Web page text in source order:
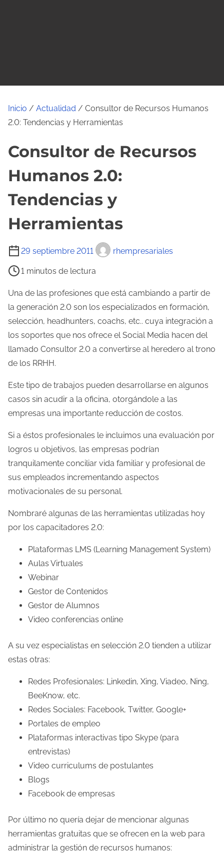
Inicio / Actualidad / Consultor de Recursos Humanos
2.0: Tendencias y Herramientas
Consultor de Recursos
Humanos 2.0:
Tendencias y
Herramientas
29 septiembre 2011 rhempresariales
T
e
m
p
o
d
e
l
c
t
u
r
a
d
e
n
1 minutos de lectura
Una de las profesiones que está cambiando a partir de
la generación 2.0 son los especializados en formación,
selección, headhunters, coachs, etc.. cuya integración a
los soportes que nos ofrece el Social Media hacen del
llamado Consultor 2.0 a convertirse al heredero al trono
de los RRHH.
Este tipo de trabajos pueden desarrollarse en algunos
casos sin acudir a la oficina, otorgándole a las
empresas una importante reducción de costos.
Si a éstos profesionales le incluimos una evaluación por
logros u objetivos, las empresas podrían
tranquilamente conciliar vida familiar y profesional de
sus empleados incrementando aspectos
motivacionales de su personal.
Nombraré algunas de las herramientas utilizadas hoy
por los capacitadores 2.0:
Plataformas LMS (Learning Management System)
Aulas Virtuales
Webinar
Gestor de Contenidos
Gestor de Alumnos
Video conferencias online
A su vez especialistas en selección 2.0 tienden a utilizar
estas otras:
Redes Profesionales: Linkedin, Xing, Viadeo, Ning,
BeeKnow, etc.
Redes Sociales: Facebook, Twitter, Google+
Portales de empleo
Plataformas interactivas tipo Skype (para
entrevistas)
Video curriculums de postulantes
Blogs
Facebook de empresas
Por último no quería dejar de mencionar algunas
herramientas gratuitas que se ofrecen en la web para
administrar la gestión de recursos humanos: